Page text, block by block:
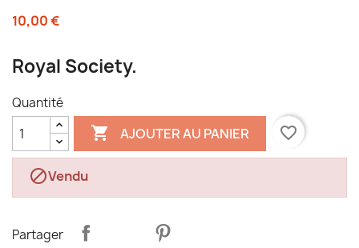
10,00 €
Royal Society.
Quantité
 AJOUTER AU PANIER favorite_border
Vendu
Partager